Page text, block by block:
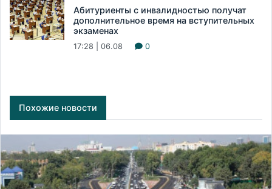
Абитуриенты с инвалидностью получат
дополнительное время на вступительных
экзаменах
17:28 | 06.08 0
Похожие новости